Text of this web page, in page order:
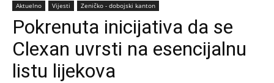
Aktuelno Vijesti Zeničko - dobojski kanton
Pokrenuta inicijativa da se
Clexan uvrsti na esencijalnu
listu lijekova